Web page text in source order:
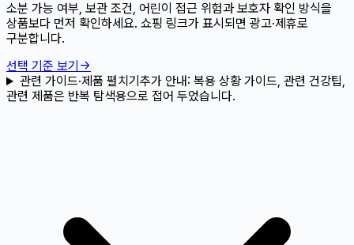
소분 가능 여부, 보관 조건, 어린이 접근 위험과 보호자 확인 방식을
상품보다 먼저 확인하세요. 쇼핑 링크가 표시되면 광고·제휴로
구분합니다.
선택 기준 보기 →
관련 가이드·제품 펼치기추가 안내: 복용 상황 가이드, 관련 건강팁,
관련 제품은 반복 탐색용으로 접어 두었습니다.